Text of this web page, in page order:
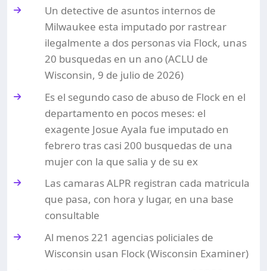
Un detective de asuntos internos de
Milwaukee esta imputado por rastrear
ilegalmente a dos personas via Flock, unas
20 busquedas en un ano (ACLU de
Wisconsin, 9 de julio de 2026)
Es el segundo caso de abuso de Flock en el
departamento en pocos meses: el
exagente Josue Ayala fue imputado en
febrero tras casi 200 busquedas de una
mujer con la que salia y de su ex
Las camaras ALPR registran cada matricula
que pasa, con hora y lugar, en una base
consultable
Al menos 221 agencias policiales de
Wisconsin usan Flock (Wisconsin Examiner)